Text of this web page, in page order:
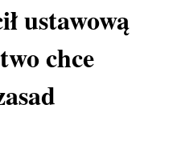
ustawową
chce